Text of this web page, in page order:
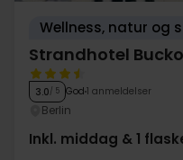
Wellness, natur og
Strandhotel
3.0/ 5 God 1 anmeldelser
Berlin
Inkl. middag & 1